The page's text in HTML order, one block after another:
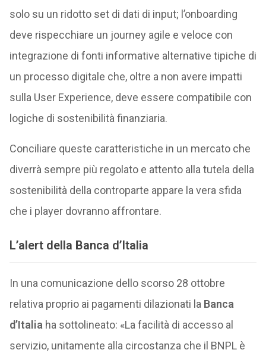
solo su un ridotto set di dati di input; l’onboarding
deve rispecchiare un journey agile e veloce con
integrazione di fonti informative alternative tipiche di
un processo digitale che, oltre a non avere impatti
sulla User Experience, deve essere compatibile con
logiche di sostenibilità finanziaria.
Conciliare queste caratteristiche in un mercato che
diverrà sempre più regolato e attento alla tutela della
sostenibilità della controparte appare la vera sfida
che i player dovranno affrontare.
L’alert della Banca d’Italia
In una comunicazione dello scorso 28 ottobre
relativa proprio ai pagamenti dilazionati la Banca
d’Italia ha sottolineato: «La facilità di accesso al
servizio, unitamente alla circostanza che il BNPL è